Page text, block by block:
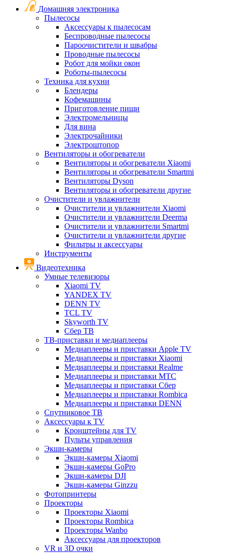
Домашняя электроника
Пылесосы
Аксессуары к пылесосам
Беспроводные пылесосы
Пароочистители и швабры
Проводные пылесосы
Робот для мойки окон
Роботы-пылесосы
Техника для кухни
Блендеры
Кофемашины
Приготовление пищи
Электромельницы
Для вина
Электрочайники
Электроштопор
Вентиляторы и обогреватели
Вентиляторы и обогреватели Xiaomi
Вентиляторы и обогреватели Smartmi
Вентиляторы Dyson
Вентиляторы и обогреватели другие
Очистители и увлажнители
Очистители и увлажнители Xiaomi
Очистители и увлажнители Deerma
Очистители и увлажнители Smartmi
Очистители и увлажнители другие
Фильтры и аксессуары
Инструменты
Видеотехника
Умные телевизоры
Xiaomi TV
YANDEX TV
DENN TV
TCL TV
Skyworth TV
Сбер ТВ
ТВ-приставки и медиаплееры
Медиаплееры и приставки Apple TV
Медиаплееры и приставки Xiaomi
Медиаплееры и приставки Realme
Медиаплееры и приставки МТС
Медиаплееры и приставки Сбер
Медиаплееры и приставки Rombica
Медиаплееры и приставки DENN
Спутниковое ТВ
Аксессуары к TV
Кронштейны для TV
Пульты управления
Экшн-камеры
Экшн-камеры Xiaomi
Экшн-камеры GoPro
Экшн-камеры DJI
Экшн-камеры Ginzzu
Фотопринтеры
Проекторы
Проекторы Xiaomi
Проекторы Rombica
Проекторы Wanbo
Аксессуары для проекторов
VR и 3D очки